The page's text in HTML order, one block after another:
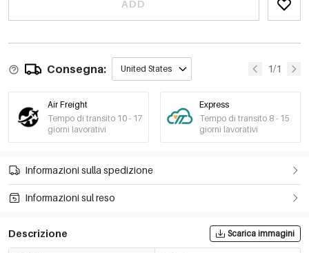
ADD
Consegna: United States 1/1
Air Freight
Tempo di transito 10 - 17
giorni lavorativi
Express
Tempo di transito 8 - 15
giorni lavorativi
Informazioni sulla spedizione
Informazioni sul reso
Descrizione Scarica immagini